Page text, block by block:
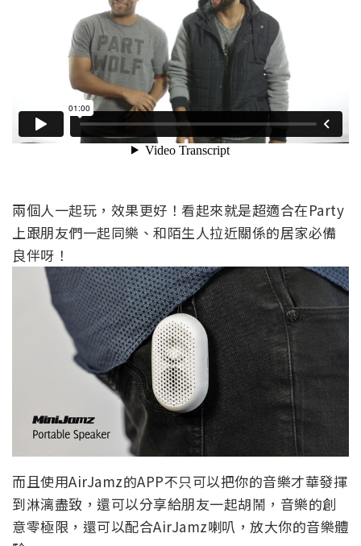
兩個人一起玩，效果更好！看起來就是超適合在Party
上跟朋友們一起同樂、和陌生人拉近關係的居家必備
良伴呀！
而且使用AirJamz的APP不只可以把你的音樂才華發揮
到淋漓盡致，還可以分享給朋友一起胡鬧，音樂的創
意零極限，還可以配合AirJamz喇叭，放大你的音樂體